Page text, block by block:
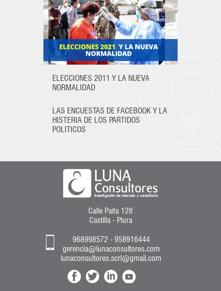
ELECCIONES 2011 Y LA NUEVA
NORMALIDAD
LAS ENCUESTAS DE FACEBOOK Y LA
HISTERIA DE LOS PARTIDOS
POLITICOS
Calle Paita 128
Castilla - Piura
968998572 - 958916444
gerencia@lunaconsultores.com
lunaconsultores.scrl@gmail.com